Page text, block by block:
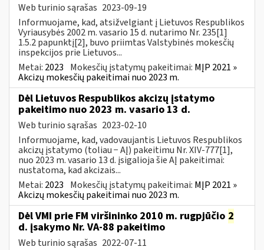
Web turinio sąrašas 2023-09-19
Informuojame, kad, atsižvelgiant į Lietuvos Respublikos
Vyriausybės 2002 m. vasario 15 d. nutarimo Nr. 235[1]
1.5.2 papunktį[2], buvo priimtas Valstybinės mokesčių
inspekcijos prie Lietuvos...
Metai: 2023 Mokesčių įstatymų pakeitimai: MĮP 2021 »
Akcizų mokesčių pakeitimai nuo 2023 m.
Dėl Lietuvos Respublikos akcizų įstatymo
pakeitimo nuo 2023 m. vasario 13 d.
Web turinio sąrašas 2023-02-10
Informuojame, kad, vadovaujantis Lietuvos Respublikos
akcizų įstatymo (toliau − AĮ) pakeitimu Nr. XIV-777[1],
nuo 2023 m. vasario 13 d. įsigalioja šie AĮ pakeitimai:
nustatoma, kad akcizais...
Metai: 2023 Mokesčių įstatymų pakeitimai: MĮP 2021 »
Akcizų mokesčių pakeitimai nuo 2023 m.
Dėl VMI prie FM viršininko 2010 m. rugpjūčio 2
d. įsakymo Nr. VA-88 pakeitimo
Web turinio sąrašas 2022-07-11